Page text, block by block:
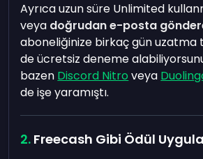
Ayrıca uzun süre Unlimited
veya doğrudan e-posta
aboneliğinize birkaç gün
de ücretsiz deneme
bazen Discord Nitro veya
de işe yaramıştı.
Freecash Gibi Ödül